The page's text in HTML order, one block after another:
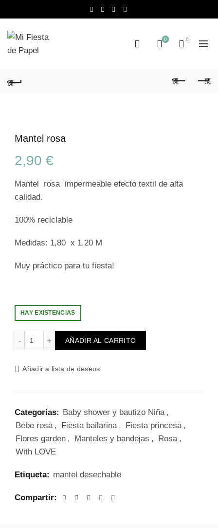
0 0
Mantel rosa
2,90 €
Mantel rosa impermeable efecto textil de alta
calidad.
100% reciclable
Medidas: 1,80 x 1,20 M
Muy práctico para tu fiesta!
HAY EXISTENCIAS
Mantel rosa cantidad
AÑADIR AL CARRITO
Añadir a lista de deseos
Categorías: Baby shower y bautizo Niña ,
Bebe rosa , Fiesta bailarina , Fiesta princesa ,
Flores garden , Manteles y bandejas , Rosa ,
With LOVE
Etiqueta: mantel desechable
Compartir